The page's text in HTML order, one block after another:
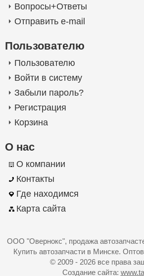
Вопросы+Ответы
Отправить e-mail
Пользователю
Пользователю
Войти в систему
Забыли пароль?
Регистрация
Корзина
О нас
О компании
Контакты
Где находимся
Карта сайта
ООО "Овернокс", продажа
Купить автозапчасти в Минске.
© 2009 - 2026 все права
Создание сайта: